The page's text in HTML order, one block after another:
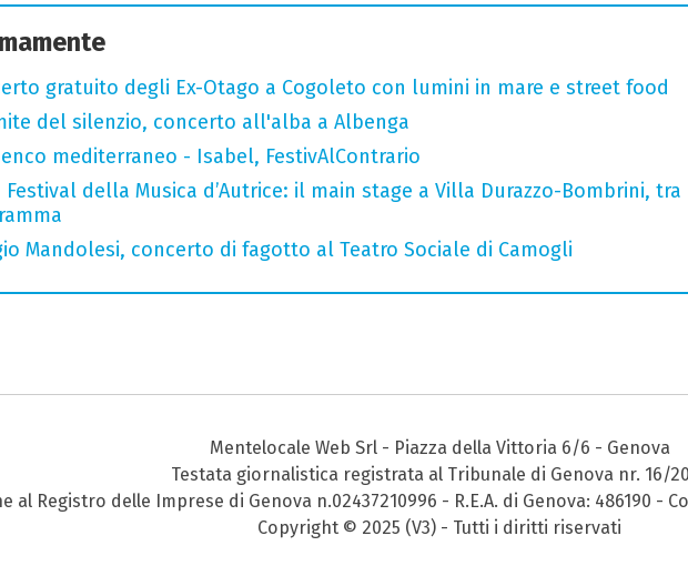
gratuito degli Ex-Otago a Cogoleto con lumini in mare e street food
del silenzio, concerto all'alba a Albenga
mediterraneo - Isabel, FestivAlContrario
Festival della Musica d’Autrice: il main stage a Villa Durazzo-Bombrini,
Mandolesi, concerto di fagotto al Teatro Sociale di Camogli
Mentelocale Web Srl - Piazza della Vittoria 6/6 - Genova
Testata giornalistica registrata al Tribunale di Genova nr. 16/
al Registro delle Imprese di Genova n.02437210996 - R.E.A. di Genova: 486190 -
Copyright © 2025 (V3) - Tutti i diritti riservati